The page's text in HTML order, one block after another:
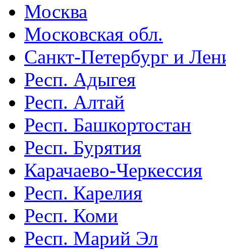
Москва
Московская обл.
Санкт-Петербург и
Респ. Адыгея
Респ. Алтай
Респ. Башкортостан
Респ. Бурятия
Карачаево-Черкессия
Респ. Карелия
Респ. Коми
Респ. Марий Эл